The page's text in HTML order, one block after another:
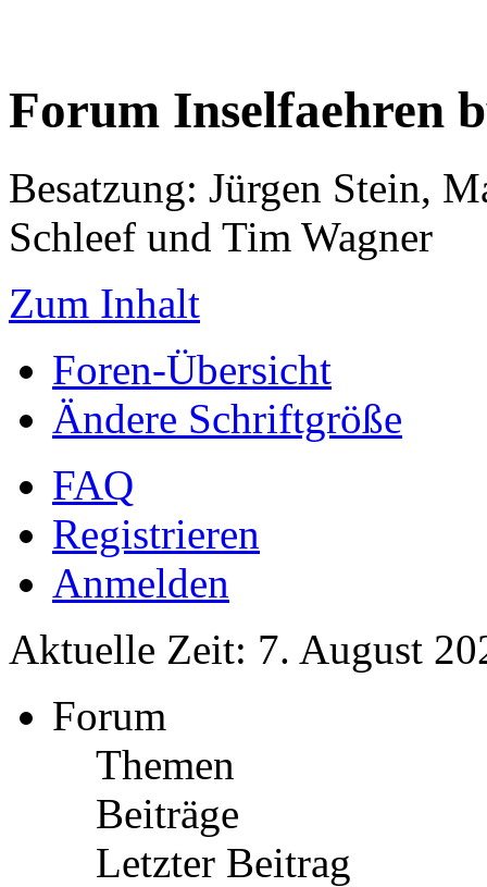
Forum Inselfaehren
Besatzung: Jürgen Stein,
Schleef und Tim Wagner
Zum Inhalt
Foren-Übersicht
Ändere Schriftgröße
FAQ
Registrieren
Anmelden
Aktuelle Zeit: 7. August
Forum
Themen
Beiträge
Letzter Beitrag